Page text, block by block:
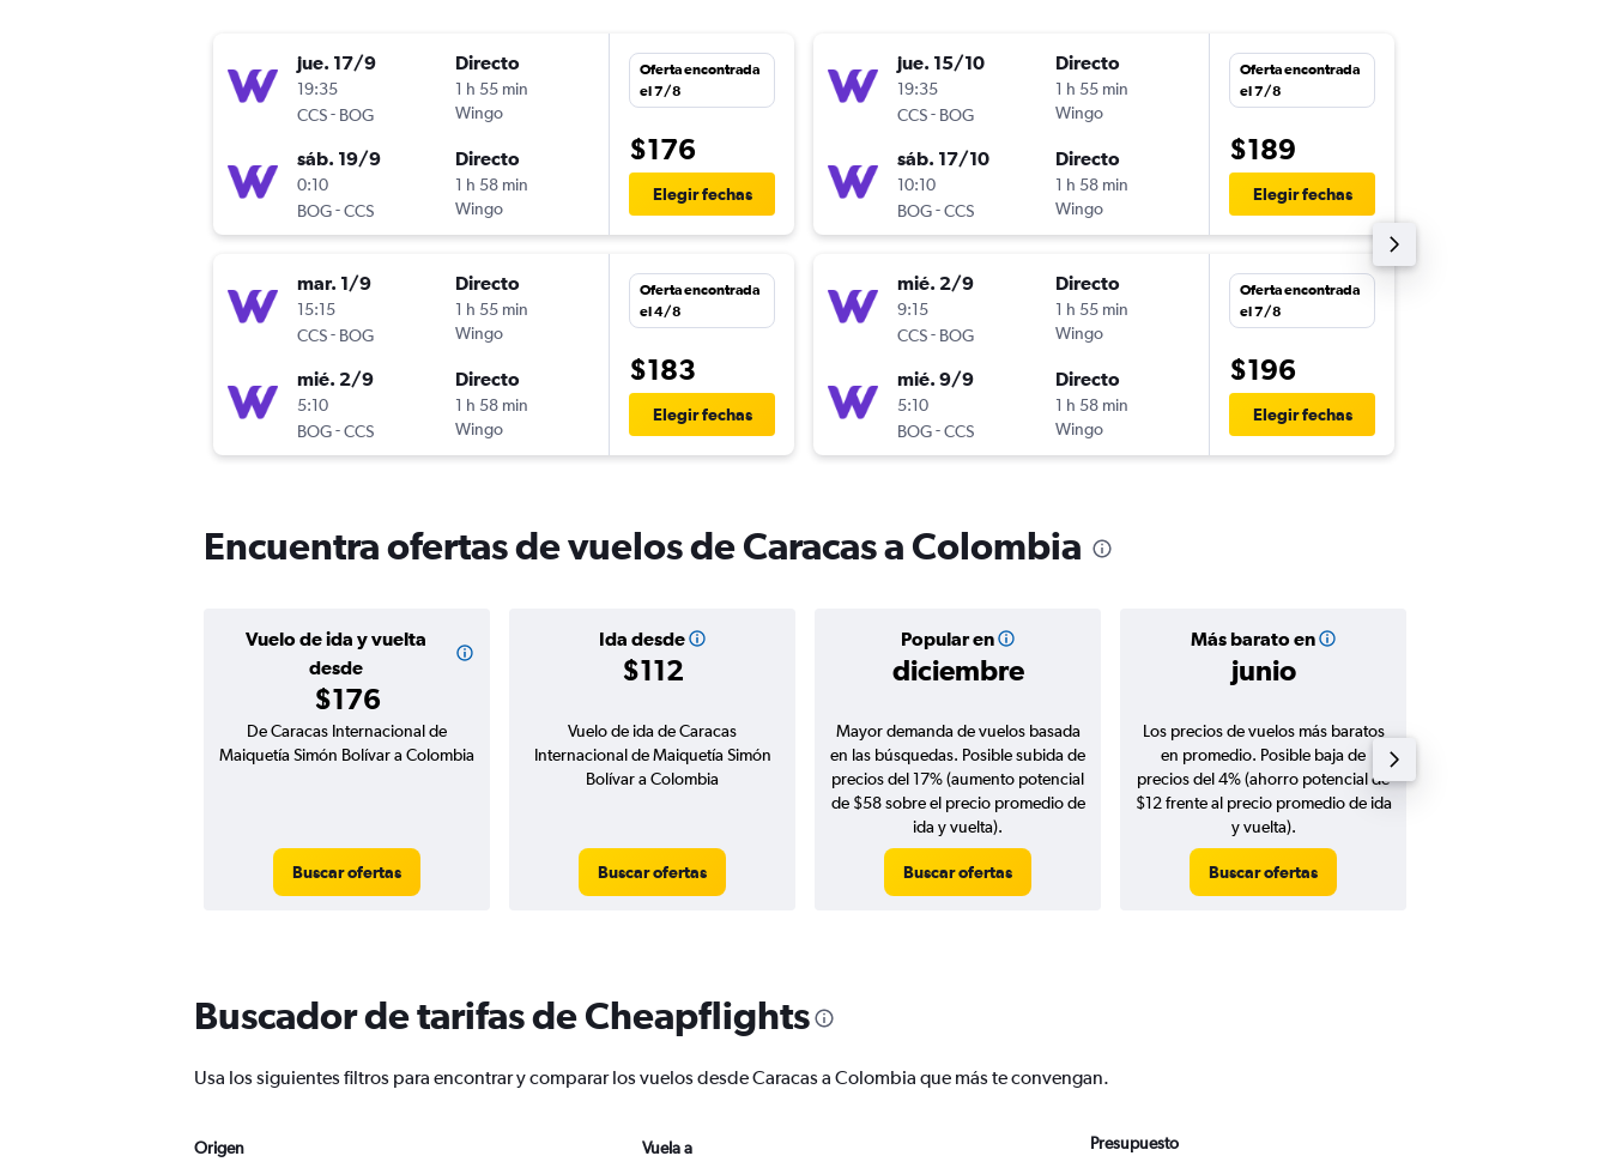
jue. 17/9
19:35
CCS- BOG
Directo
1 h 55 min
Wingo
sáb. 19/9
0:10
BOG-CCS
Directo
1 h 58 min
Wingo
Oferta encontrada
el 7/8
$176
Elegir fechas
mar. 1/9
15:15
CCS- BOG
Directo
1 h 55 min
Wingo
mié. 2/9
5:10
BOG-CCS
Directo
1 h 58 min
Wingo
Oferta encontrada
el 4/8
$183
Elegir fechas
jue. 15/10
19:35
CCS- BOG
Directo
1 h 55 min
Wingo
sáb. 17/10
10:10
BOG-CCS
Directo
1 h 58 min
Wingo
Oferta encontrada
el 7/8
$189
Elegir fechas
mié. 2/9
9:15
CCS- BOG
Directo
1 h 55 min
Wingo
mié. 9/9
5:10
BOG-CCS
Directo
1 h 58 min
Wingo
Oferta encontrada
el 7/8
$196
Elegir fechas
Encuentra ofertas de vuelos de Caracas a Colombia
Vuelo de ida y vuelta
desde
$176
Ida desde
$112
Popular en
diciembre
Más barato en
junio
De Caracas Internacional de
Maiquetía Simón Bolívar a Colombia
Buscar ofertas
Vuelo de ida de Caracas
Internacional de Maiquetía Simón
Bolívar a Colombia
Buscar ofertas
Mayor demanda de vuelos basada
en las búsquedas. Posible subida de
precios del 17% (aumento potencial
de $58 sobre el precio promedio de
ida y vuelta).
Buscar ofertas
Los precios de vuelos más baratos
en promedio. Posible baja de
precios del 4% (ahorro potencial de
$12 frente al precio promedio de ida
y vuelta).
Buscar ofertas
Buscador de tarifas de Cheapflights
Usa los siguientes filtros para encontrar y comparar los vuelos desde Caracas a Colombia que más te convengan.
Origen Vuela a Presupuesto